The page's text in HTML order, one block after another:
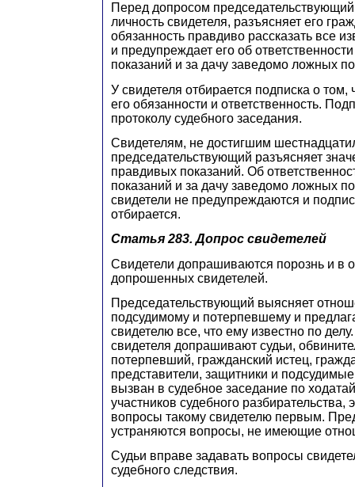
Перед допросом председательствующий
личность свидетеля, разъясняет его
обязанность правдиво рассказать все
и предупреждает его об ответственности
показаний и за дачу заведомо ложных
У свидетеля отбирается подписка о
его обязанности и ответственность.
протоколу судебного заседания.
Свидетелям, не достигшим
председательствующий разъясняет
правдивых показаний. Об
показаний и за дачу заведомо ложных
свидетели не предупреждаются и
отбирается.
Статья 283. Допрос свидетелей
Свидетели допрашиваются порознь и в
допрошенных свидетелей.
Председательствующий выясняет
подсудимому и потерпевшему и
свидетелю все, что ему известно по
свидетеля допрашивают судьи,
потерпевший, гражданский истец,
представители, защитники и
вызван в судебное заседание по
участников судебного разбирательства,
вопросы такому свидетелю первым.
устраняются вопросы, не имеющие
Судьи вправе задавать вопросы
судебного следствия.